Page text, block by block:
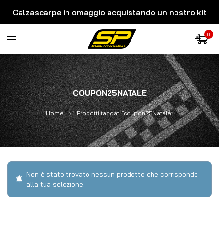
Calzascarpe in omaggio acquistando un nostro kit
0
COUPON25NATALE
Home Prodotti taggati “coupon25Natale”
Non è stato trovato nessun prodotto che corrisponde
alla tua selezione.